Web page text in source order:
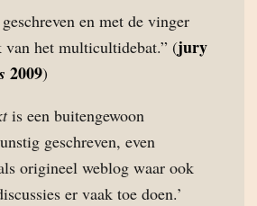
en met de vinger
van het multicultidebat.” (jury
2009)
is een buitengewoon
geschreven, even
origineel weblog waar ook
er vaak toe doen.’